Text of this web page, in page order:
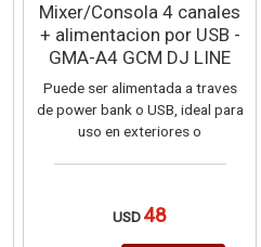
Mixer/Consola 4 canales
+ alimentacion por USB -
GMA-A4 GCM DJ LINE
Puede ser alimentada a traves
de power bank o USB, ideal para
uso en exteriores o
USD48